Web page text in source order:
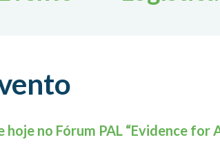
hoje no Fórum PAL “Evidence for